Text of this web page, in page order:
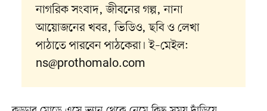
নাগরিক সংবাদ, জীবনের গল্প, নানা
আয়োজনের খবর, ভিডিও, ছবি ও লেখা
পাঠাতে পারবেন পাঠকেরা। ই–মেইল:
ns@prothomalo.com